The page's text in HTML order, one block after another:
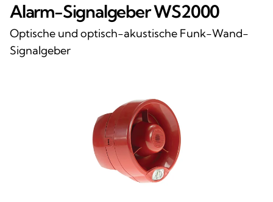
Alarm-Signalgeber WS2000
Optische und optisch-akustische Funk-Wand-
Signalgeber